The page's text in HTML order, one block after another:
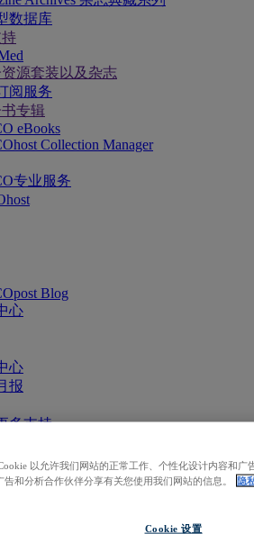
数据库
源套装以及杂志
阅服务
专辑
eBooks
Collection Manager
专业服务
Blog
心
心
报
多支持
料
表
以允许我们网站的正常工作、个性化设计内容和
告和分析合作伙伴分享有关您使用我们网站的信息。
隐
Cookie 设置